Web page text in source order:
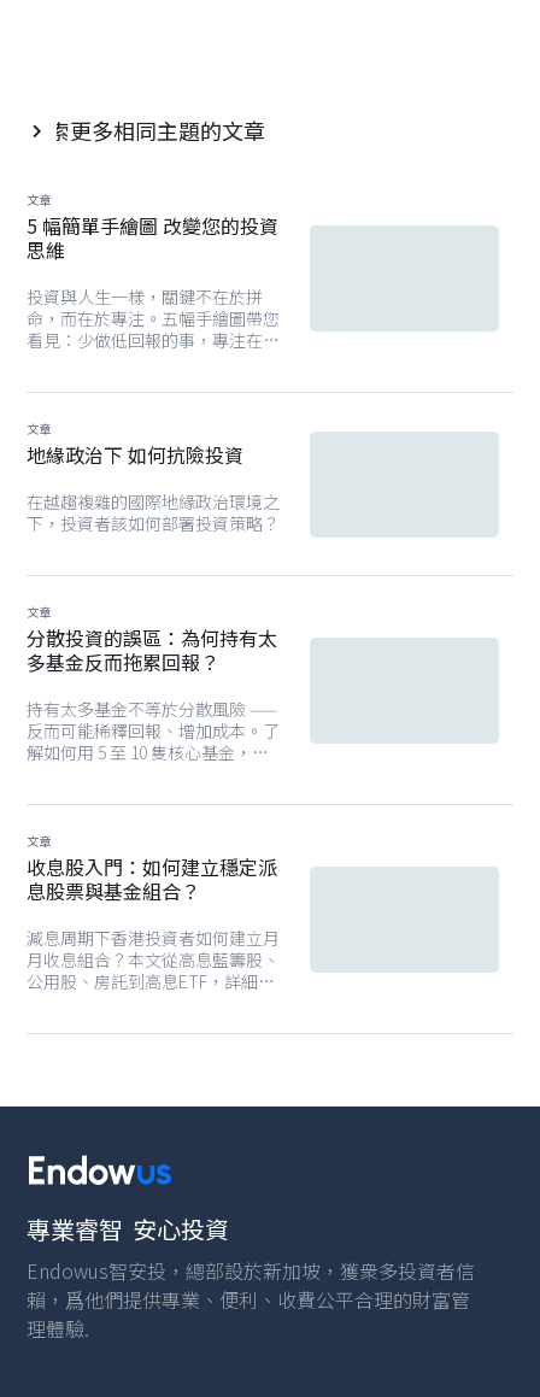
探索更多相同主題的文章

文章
5 幅簡單手繪圖 改變您的投資
思維
投資與人生一樣，關鍵不在於拼
命，而在於專注。五幅手繪圖帶您
看見：少做低回報的事，專注在能
能在個人成長與投資領域收穫更佳
成果。
文章
地緣政治下 如何抗險投資
在越趨複雜的國際地緣政治環境之
下，投資者該如何部署投資策略？
文章
分散投資的誤區：為何持有太
多基金反而拖累回報？
持有太多基金不等於分散風險 ——
反而可能稀釋回報、增加成本。了
解如何用 5 至 10 隻核心基金，構
文章
收息股入門：如何建立穩定派
息股票與基金組合？
減息周期下香港投資者如何建立月
月收息組合？本文從高息藍籌股、
公用股、房託到高息ETF，詳細分
專業睿智 安心投資
Endowus智安投，總部設於新加坡，獲衆多投資者信
賴，爲他們提供專業、便利、收費公平合理的財富管
理體驗.